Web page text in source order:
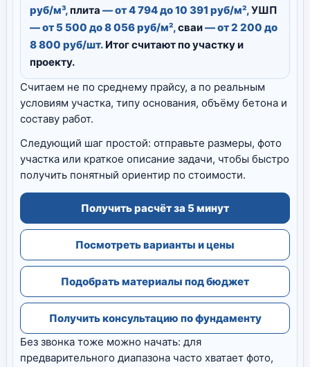
руб/м³,плита — от 4 794 до 10 391 руб/м²,УШП
— от 5 500 до 8 056 руб/м²,сваи— от 2 200 до
8 800 руб/шт. Итог считают по участку и
проекту.
Считаем не по среднему прайсу, а по реальным
условиям участка, типу основания, объёму бетона и
составу работ.
Следующий шаг простой: отправьте размеры, фото
участка или краткое описание задачи, чтобы быстро
получить понятный ориентир по стоимости.
Получить расчёт за 5 минут
Посмотреть варианты и цены
Подобрать материалы под бюджет
Получить консультацию по фундаменту
Без звонка тоже можно начать: для
предварительного диапазона часто хватает фото,